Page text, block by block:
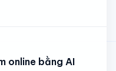
online bằng AI